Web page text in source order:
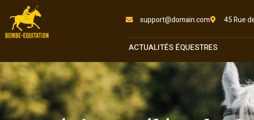
support@domain.com 45 Rue
ACTUALITÉS ÉQUESTRES